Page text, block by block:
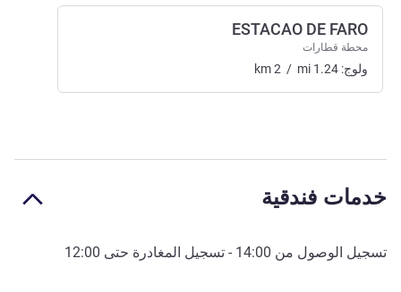
ESTACAO DE FARO
محطة قطارات
ولوج: km2 / mi 1.24
خدمات فندقية
تسجيل الوصول من 14:00 - تسجيل المغادرة حتى 12:00